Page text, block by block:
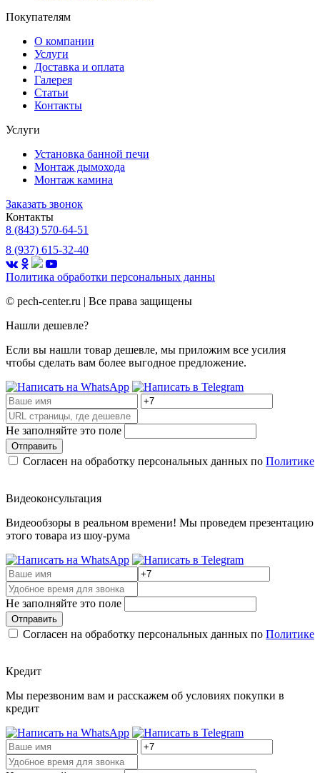
Покупателям
О компании
Услуги
Доставка и оплата
Галерея
Статьи
Контакты
Услуги
Установка банной печи
Монтаж дымохода
Монтаж камина
Заказать звонок
Контакты
8 (843) 570-64-51
8 (937) 615-32-40
Политика обработки персональных данны
© pech-center.ru | Все права защищены
Нашли дешевле?
Если вы нашли товар дешевле, мы приложим все усилия
чтобы сделать вам более выгодное предложение.
Не заполняйте это поле
Отправить
Согласен на обработку персональных данных по Политике
Видеоконсультация
Видеообзоры в реальном времени! Мы проведем презентацию
этого товара из шоу-рума
Не заполняйте это поле
Отправить
Согласен на обработку персональных данных по Политике
Кредит
Мы перезвоним вам и расскажем об условиях покупки в
кредит